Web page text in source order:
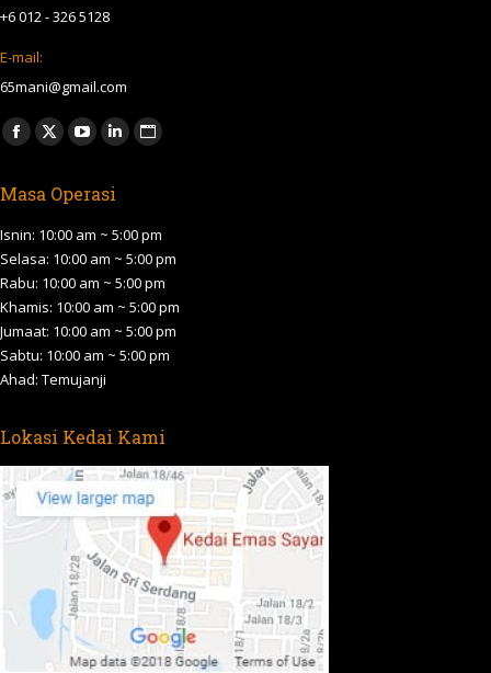
+6 012 - 326 5128
E-mail:
65mani@gmail.com
Find us on:
Facebook
opens
in
new
window
X
opens
in
new
window
YouTube
opens
in
new
window
Linkedin
opens
in
new
window
Website
in
new
window
Masa Operasi
Isnin: 10:00 am ~ 5:00 pm
Selasa: 10:00 am ~ 5:00 pm
Rabu: 10:00 am ~ 5:00 pm
Khamis: 10:00 am ~ 5:00 pm
Jumaat: 10:00 am ~ 5:00 pm
Sabtu: 10:00 am ~ 5:00 pm
Ahad: Temujanji
Lokasi Kedai Kami